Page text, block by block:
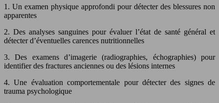
1. Un examen physique approfondi pour détecter des blessures non
apparentes
2. Des analyses sanguines pour évaluer l’état de santé général et
détecter d’éventuelles carences nutritionnelles
3. Des examens d’imagerie (radiographies, échographies) pour
identifier des fractures anciennes ou des lésions internes
4. Une évaluation comportementale pour détecter des signes de
trauma psychologique